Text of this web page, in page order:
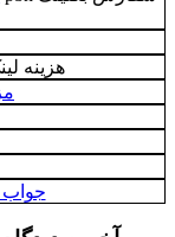
هزینه لینکبک
مزایای
لایسنس
جواب بازی فندق